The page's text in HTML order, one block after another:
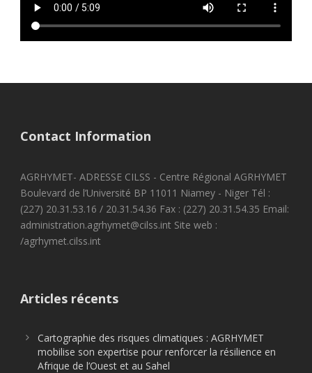
Contact Information
AGRHYMET- ADRESSE CILSS - Centre Régional AGRHYMET
Boulevard de l’Université BP 11011 Niamey - Niger Tél :
(227) 20.31.53.16 / 20.31.54.36 Fax : (227) 20.31.54.35 Email:
administration.agrhymet@cilss.int Site web :
/agrhymet.cilss.int
Articles récents
Cartographie des risques climatiques : AGRHYMET
mobilise son expertise pour renforcer la résilience en
Afrique de l’Ouest et au Sahel